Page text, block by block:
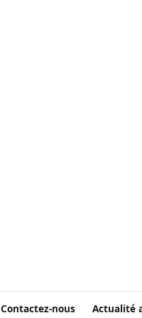
Contactez-nous Actualité